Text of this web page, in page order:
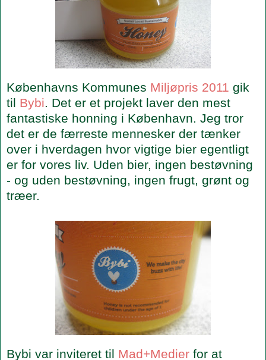
Københavns Kommunes Miljøpris 2011 gik
til Bybi. Det er et projekt laver den mest
fantastiske honning i København. Jeg tror
det er de færreste mennesker der tænker
over i hverdagen hvor vigtige bier egentligt
er for vores liv. Uden bier, ingen bestøvning
- og uden bestøvning, ingen frugt, grønt og
træer.
Bybi var inviteret til Mad+Medier for at